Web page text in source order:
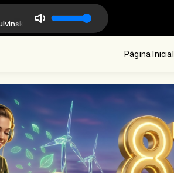
AS 8 MAIS com Rúbia Sulvinski
Página Inicial